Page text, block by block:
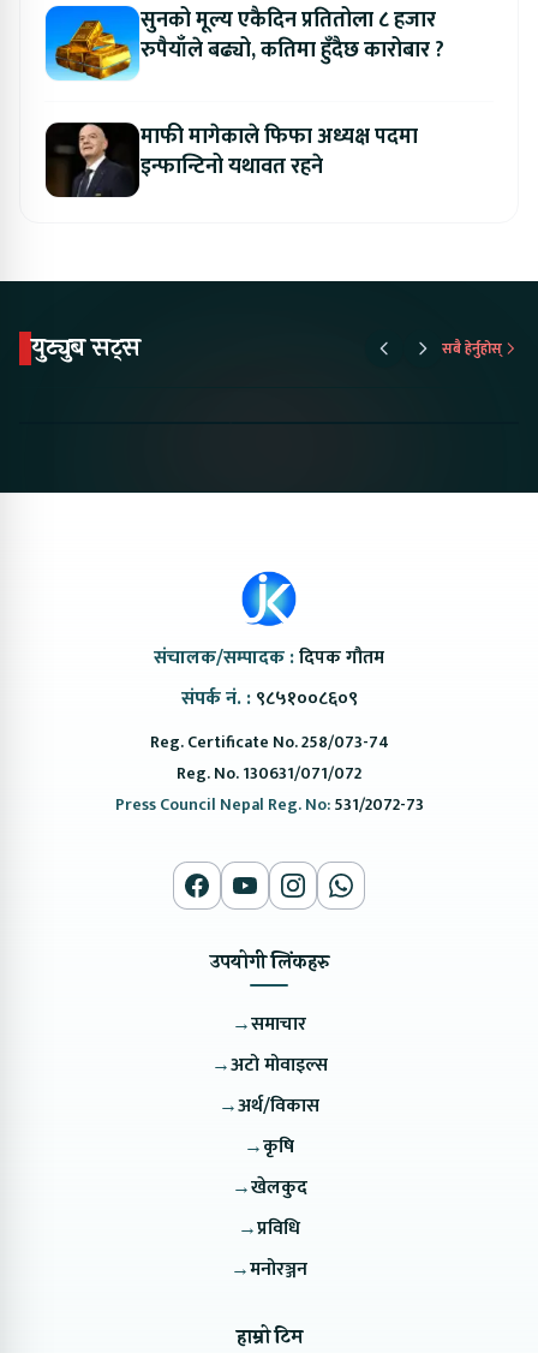
सुनको मूल्य एकैदिन प्रतितोला ८ हजार
रुपैयाँले बढ्यो, कतिमा हुँदैछ कारोबार ?
माफी मागेकाले फिफा अध्यक्ष पदमा
इन्फान्टिनो यथावत रहने
युट्युब सट्स सबै हेर्नुहोस्
संचालक/सम्पादक :दिपक गौतम
संपर्क नं. : ९८५१००८६०९
Reg. Certificate No. 258/073-74
Reg. No. 130631/071/072
Press Council Nepal Reg. No:531/2072-73
उपयोगी लिंकहरु
→समाचार
→अटो मोवाइल्स
→अर्थ/विकास
→कृषि
→खेलकुद
→प्रविधि
→मनोरञ्जन
हाम्रो टिम